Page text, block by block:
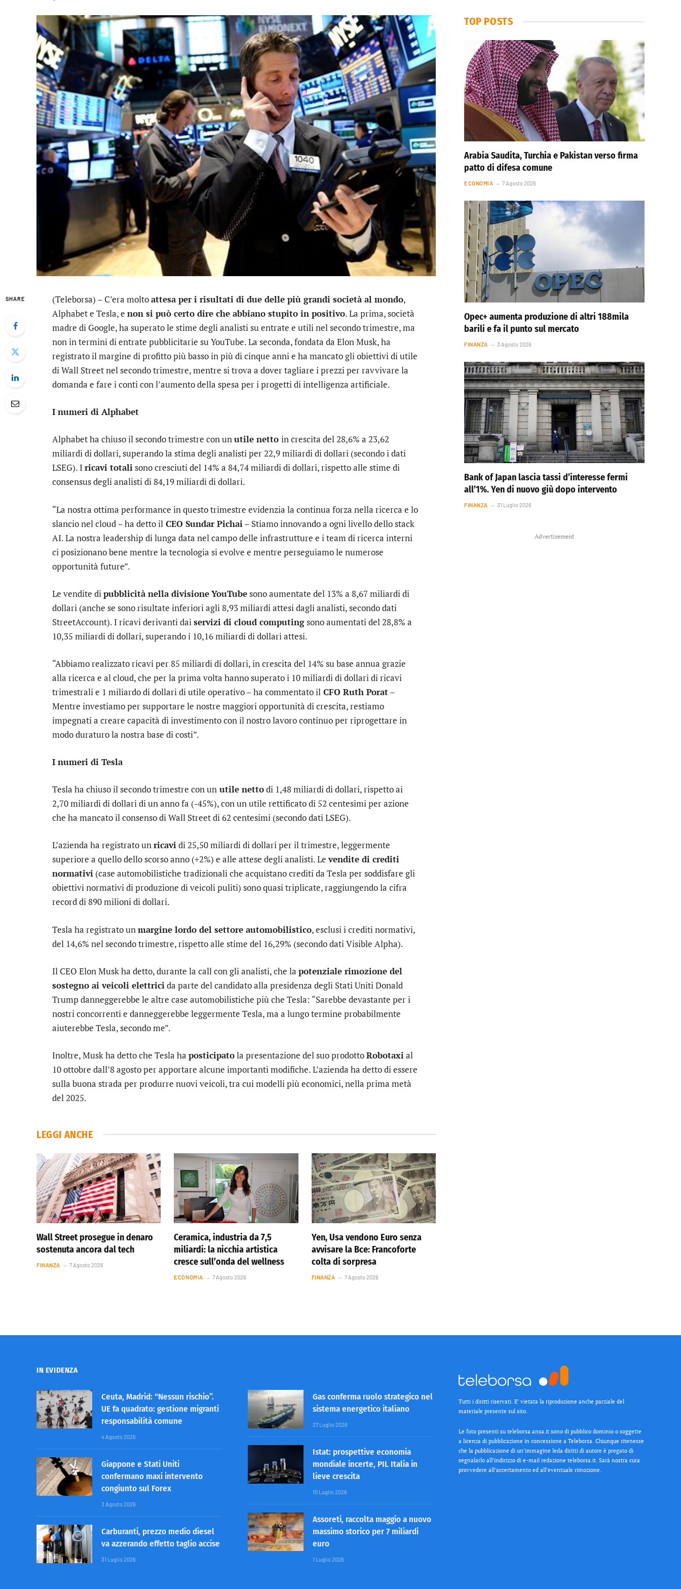
SHARE (Teleborsa) – C’era moltoattesa per i risultati di due delle più grandi società al mondo,
Alphabete Tesla, e non si può certo dire che abbiano stupito in positivo. La prima, società
madre di Google, ha superato le stime degli analisti su entrate e utili nel secondo trimestre, ma
non in termini di entrate pubblicitarie su YouTube. La seconda, fondata da Elon Musk, ha
registrato il margine di profitto più basso in più di cinque anni e ha mancato gli obiettivi di utile
di Wall Street nel secondo trimestre, mentre si trova a dover tagliare i prezzi per ravvivare la
domanda e fare i conti con l’aumento della spesa per i progetti di intelligenza artificiale.
I numeri di Alphabet
Alphabet ha chiuso il secondo trimestre con unutile netto in crescita del 28,6% a 23,62
miliardi di dollari, superando la stima degli analisti per 22,9 miliardi di dollari (secondo i dati
LSEG). I ricavi totalisono cresciuti del 14% a 84,74 miliardi di dollari, rispetto alle stime di
consensus degli analisti di 84,19 miliardi di dollari.
“La nostra ottima performance in questo trimestre evidenzia la continua forza nella ricerca e lo
slancio nel cloud – ha detto il CEO Sundar Pichai – Stiamo innovando a ogni livello dello stack
AI. La nostra leadership di lunga data nel campo delle infrastrutture e i team di ricerca interni
ci posizionano bene mentre la tecnologia si evolve e mentre perseguiamo le numerose
opportunità future”.
Le vendite dipubblicità nella divisioneYouTubesono aumentate del 13% a 8,67 miliardi di
dollari (anche se sono risultate inferiori agli 8,93 miliardi attesi dagli analisti, secondo dati
StreetAccount). I ricavi derivanti daiservizi di cloud computingsono aumentati del 28,8% a
10,35 miliardi di dollari, superando i 10,16 miliardi di dollari attesi.
“Abbiamo realizzato ricavi per 85 miliardi di dollari, in crescita del 14% su base annua grazie
alla ricerca e al cloud, che per la prima volta hanno superato i 10 miliardi di dollari di ricavi
trimestrali e 1 miliardo di dollari di utile operativo – ha commentato il CFO Ruth Porat–
Mentre investiamo per supportare le nostre maggiori opportunità di crescita, restiamo
impegnati a creare capacità di investimento con il nostro lavoro continuo per riprogettare in
modo duraturo la nostra base di costi”.
I numeri di Tesla
Tesla ha chiuso il secondo trimestre con un utile nettodi 1,48 miliardi di dollari, rispetto ai
2,70 miliardi di dollari di un anno fa (-45%), con un utile rettificato di 52 centesimi per azione
che ha mancato il consenso di Wall Street di 62 centesimi (secondo dati LSEG).
L’azienda ha registrato unricavidi 25,50 miliardi di dollari per il trimestre, leggermente
superiore a quello dello scorso anno (+2%) e alle attese degli analisti. Levendite di crediti
normativi (case automobilistiche tradizionali che acquistano crediti da Tesla per soddisfare gli
obiettivi normativi di produzione di veicoli puliti) sono quasi triplicate, raggiungendo la cifra
record di 890 milioni di dollari.
Tesla ha registrato un margine lordo del settore automobilistico, esclusi i crediti normativi,
del 14,6% nel secondo trimestre, rispetto alle stime del 16,29% (secondo dati Visible Alpha).
Il CEO Elon Musk ha detto, durante la call con gli analisti, che la potenziale rimozione del
sostegno ai veicoli elettricida parte del candidato alla presidenza degli Stati Uniti Donald
Trump danneggerebbe le altre case automobilistiche più che Tesla: “Sarebbe devastante per i
nostri concorrenti e danneggerebbe leggermente Tesla, ma a lungo termine probabilmente
aiuterebbe Tesla, secondo me”.
Inoltre, Musk ha detto che Tesla ha posticipatola presentazione del suo prodottoRobotaxial
10 ottobre dall’8 agosto per apportare alcune importanti modifiche. L’azienda ha detto di essere
sulla buona strada per produrre nuovi veicoli, tra cui modelli più economici, nella prima metà
del 2025.
LEGGI ANCHE
Wall Street prosegue in denaro
sostenuta ancora dal tech
FINANZA 7 Agosto 2026
Ceramica, industria da 7,5
miliardi: la nicchia artistica
cresce sull’onda del wellness
ECONOMIA 7 Agosto 2026
Yen, Usa vendono Euro senza
avvisare la Bce: Francoforte
colta di sorpresa
FINANZA 7 Agosto 2026
TOP POSTS
Arabia Saudita, Turchia e Pakistan verso firma
patto di difesa comune
ECONOMIA 7 Agosto 2026
Opec+ aumenta produzione di altri 188mila
barili e fa il punto sul mercato
FINANZA 3 Agosto 2026
Bank of Japan lascia tassi d’interesse fermi
all’1%. Yen di nuovo giù dopo intervento
FINANZA 31 Luglio 2026
Advertisement
IN EVIDENZA
Ceuta, Madrid: “Nessun rischio”.
UE fa quadrato: gestione migranti
responsabilità comune
4 Agosto 2026
Giappone e Stati Uniti
confermano maxi intervento
congiunto sul Forex
3 Agosto 2026
Carburanti, prezzo medio diesel
va azzerando effetto taglio accise
31 Luglio 2026
Gas conferma ruolo strategico nel
sistema energetico italiano
27 Luglio 2026
Istat: prospettive economia
mondiale incerte, PIL Italia in
lieve crescita
10 Luglio 2026
Assoreti, raccolta maggio a nuovo
massimo storico per 7 miliardi
euro
1 Luglio 2026
Tutti i diritti riservati. E’ vietata la riproduzione anche parziale del
materiale presente sul sito.
Le foto presenti su teleborsa.ansa.it sono di pubblico dominio o soggette
a licenza di pubblicazione in concessione a Teleborsa. Chiunque ritenesse
che la pubblicazione di un’immagine leda diritti di autore è pregato di
segnalarlo all’indirizzo di e-mail redazione teleborsa.it. Sarà nostra cura
provvedere all’accertamento ed all’eventuale rimozione.